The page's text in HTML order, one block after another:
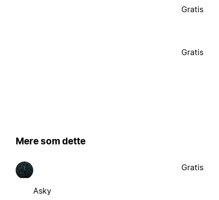
Gratis
Gratis
Mere som dette
Asky
Gratis